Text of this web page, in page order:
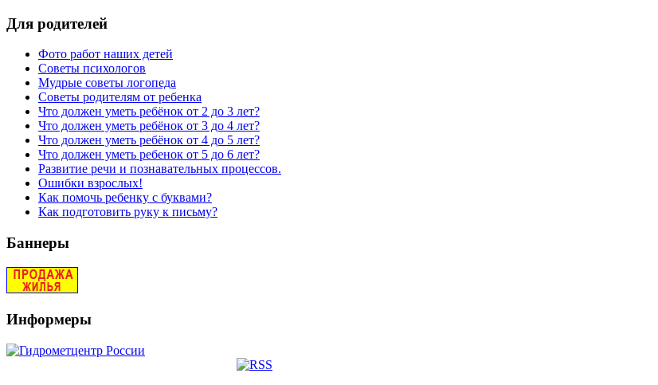
Для родителей
Фото работ наших детей
Советы психологов
Мудрые советы логопеда
Советы родителям от ребенка
Что должен уметь ребёнок от 2 до 3 лет?
Что должен уметь ребёнок от 3 до 4 лет?
Что должен уметь ребёнок от 4 до 5 лет?
Что должен уметь ребенок от 5 до 6 лет?
Развитие речи и познавательных процессов.
Ошибки взрослых!
Как помочь ребенку с буквами?
Как подготовить руку к письму?
Баннеры
Информеры